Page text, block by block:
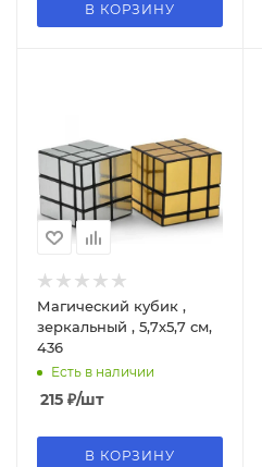
В КОРЗИНУ
Магический кубик ,
зеркальный , 5,7х5,7 см,
436
Есть в наличии
215 ₽/шт
В КОРЗИНУ